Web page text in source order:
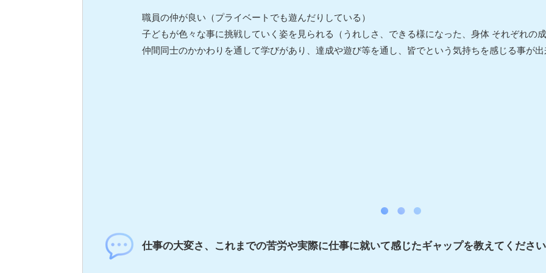
職員の仲が良い（プライベートでも遊んだりしている）
子どもが色々な事に挑戦していく姿を見られる（うれしさ、できる様になった、身体 それぞれの成
仲間同士のかかわりを通して学びがあり、達成や遊び等を通し、皆でという気持ちを感じる事が出
仕事の大変さ、これまでの苦労や実際に仕事に就いて感じたギャップを教えてください